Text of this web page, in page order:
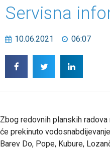
Servisna
10.06.2021 06:07
Zbog redovnih planskih radova
će prekinuto
Barev Do, Pope, Kubure,